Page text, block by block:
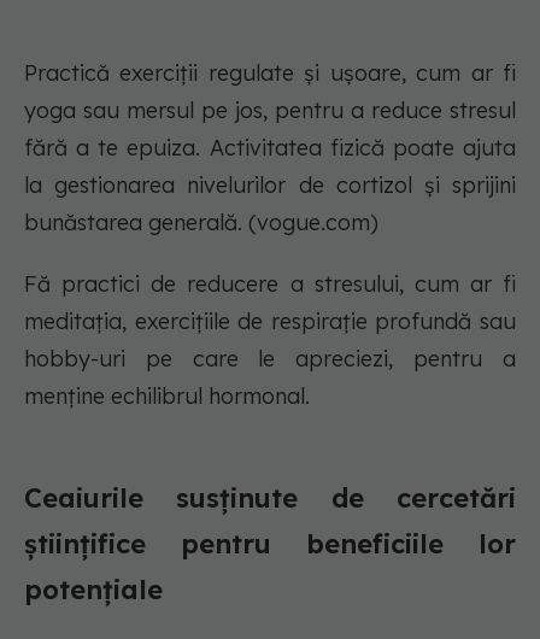
Practică exerciții regulate și ușoare, cum ar fi
yoga sau mersul pe jos, pentru a reduce stresul
fără a te epuiza. Activitatea fizică poate ajuta
la gestionarea nivelurilor de cortizol și sprijini
bunăstarea generală. (vogue.com)
Fă practici de reducere a stresului, cum ar fi
meditația, exercițiile de respirație profundă sau
hobby-uri pe care le apreciezi, pentru a
menține echilibrul hormonal.
Ceaiurile susținute de cercetări
științifice pentru beneficiile lor
potențiale